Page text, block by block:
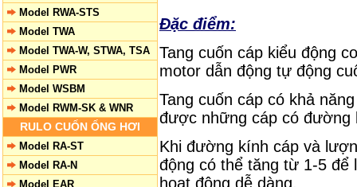
Model RWA-STS
Model TWA
Model TWA-W, STWA, TSA
Model PWR
Model WSBM
Model RWM-SK & WNR
RULO CUỐN ỐNG HƠI
Model RA-ST
Model RA-N
Model EAR
Đặc điểm:
Tang cuốn cáp kiểu động
motor dẫn động tự động
Tang cuốn cáp có khả
được những cáp có
Khi đường kính cáp và
động có thể tăng từ 1-5 để
hoạt động dễ dàng.